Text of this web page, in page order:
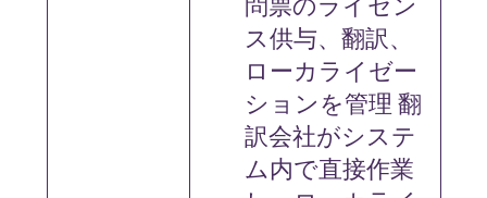
ス供与、翻訳、
ローカライゼー
ションを管理 翻
訳会社がシステ
ム内で直接作業